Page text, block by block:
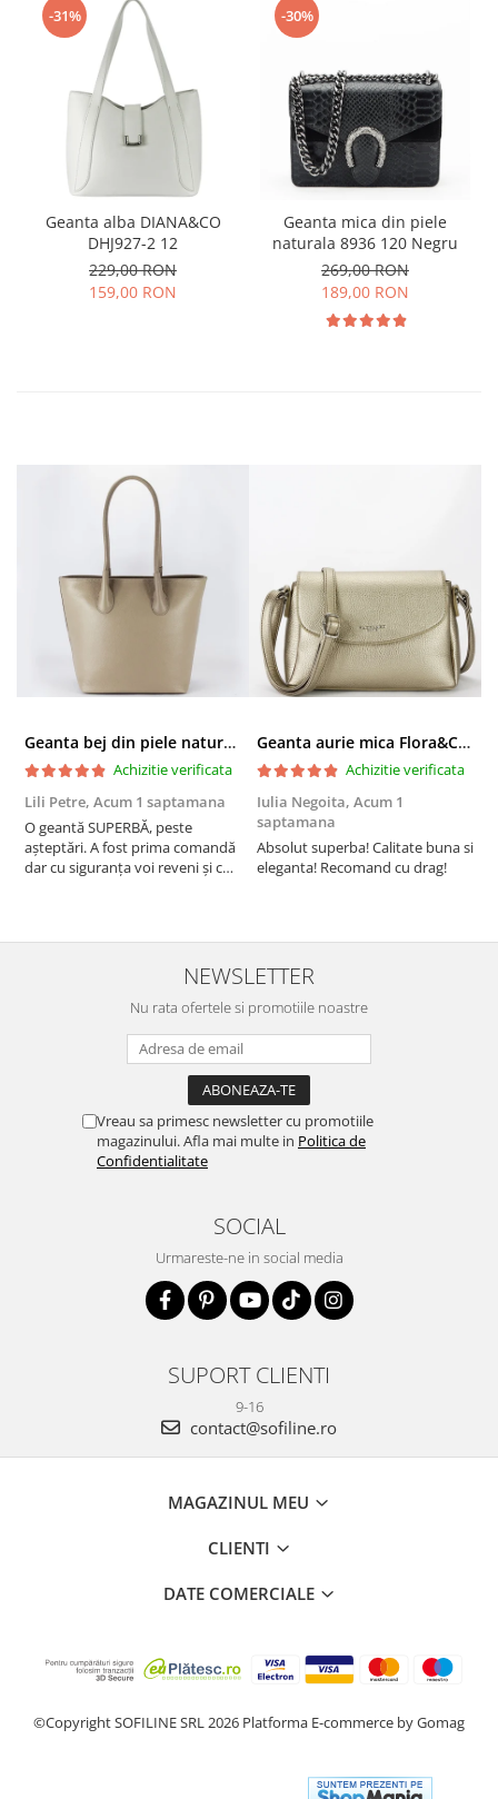
-31%
Geanta alba DIANA&CO
DHJ927-2 12
229,00 RON
159,00 RON
-30%
Geanta mica din piele
naturala 8936 120 Negru
269,00 RON
189,00 RON
Geanta bej din piele naturala 8966 123
Achizitie verificata
Lili Petre, Acum 1 saptamana
O geantă SUPERBĂ, peste
așteptări. A fost prima comandă
dar cu siguranța voi reveni și cu
doua zi). RECOMAND SOFILINE!!!
Geanta aurie mica Flora&CO Paris H6930 16
Achizitie verificata
Iulia Negoita, Acum 1
saptamana
Absolut superba! Calitate buna si
eleganta! Recomand cu drag!
NEWSLETTER
Nu rata ofertele si promotiile noastre
Vreau sa primesc newsletter cu promotiile
magazinului. Afla mai multe in Politica de
Confidentialitate
SOCIAL
Urmareste-ne in social media
SUPORT CLIENTI
9-16
contact@sofiline.ro
MAGAZINUL MEU
CLIENTI
DATE COMERCIALE
©Copyright SOFILINE SRL 2026 Platforma E-commerce by Gomag